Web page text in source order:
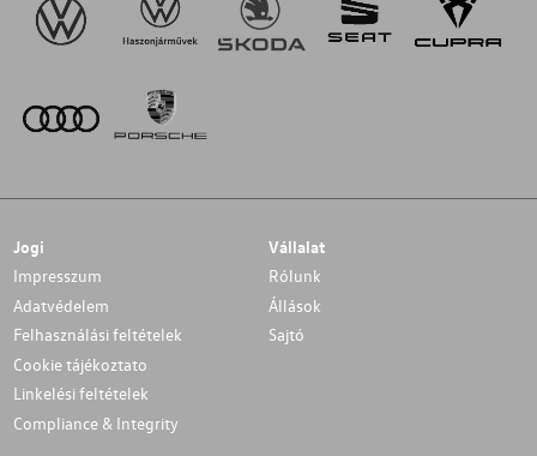
Jogi
Impresszum
Adatvédelem
Felhasználási feltételek
Cookie tájékoztato
Linkelési feltételek
Compliance & Integrity
Vállalat
Rólunk
Állások
Sajtó